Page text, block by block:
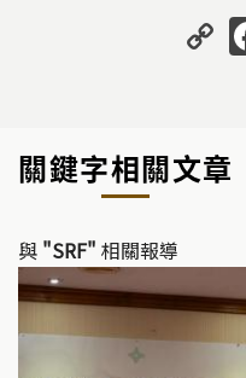
C
o
y
Li
k
關鍵字相關文章
與 "SRF" 相關報導